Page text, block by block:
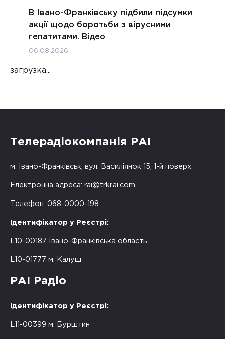
В Івано-Франківську підбили підсумки
акції щодо боротьби з вірусними
гепатитами. Відео
06.08.2026
загрузка...
Телерадіокомпанія РАІ
м. Івано-Франківськ, вул. Василіянок 15, 1-й поверх
Електронна адреса: rai@trkrai.com
Телефон: 068-0000-198
Ідентифікатор у Реєстрі:
L10-00187 Івано-Франківська область
L10-01777 м. Калуш
РАІ Радіо
Ідентифікатор у Реєстрі:
L11-00399 м. Бурштин